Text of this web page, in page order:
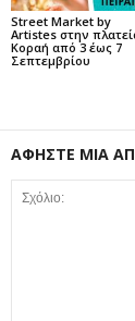
Street Market by
Artistes στην
Κοραή από 3 έως 7
Σεπτεμβρίου
ΑΦΗΣΤΕ ΜΙΑ